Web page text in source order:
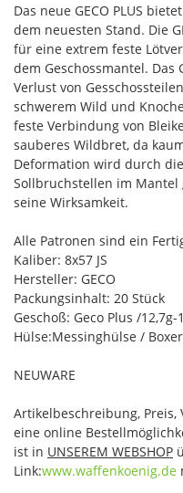
Das neue GECO PLUS
dem neuesten Stand. Die
für eine extrem feste
dem Geschossmantel. Das
Verlust von
schwerem Wild und
feste Verbindung von
sauberes Wildbret, da
Deformation wird durch
Sollbruchstellen im Mantel
seine Wirksamkeit.
Alle Patronen sind ein
Kaliber: 8x57 JS
Hersteller: GECO
Packungsinhalt: 20 Stück
Geschoß: Geco Plus /12,7g-
Hülse:Messinghülse / Boxer
NEUWARE
Artikelbeschreibung,
eine online
ist in UNSEREM WEBSHOP
Link:www.waffenkoenig.de